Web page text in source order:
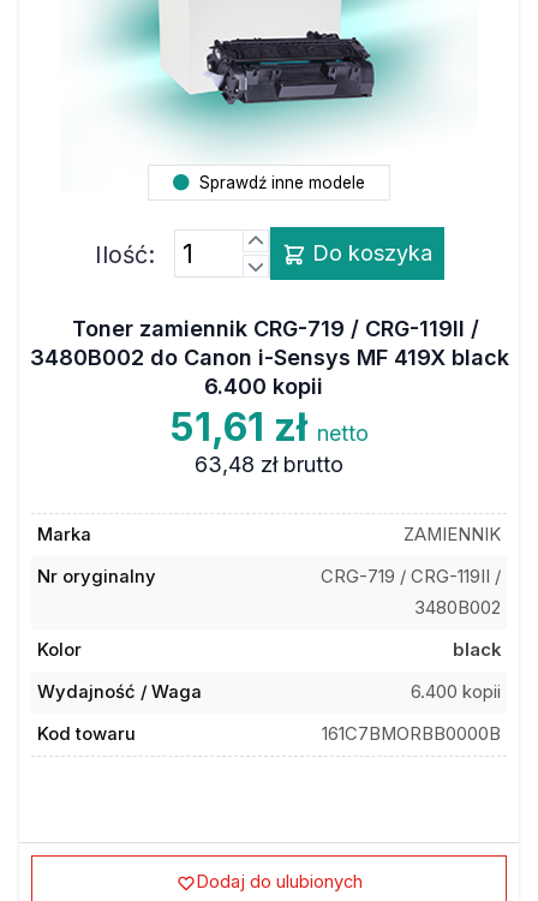
Sprawdź inne modele
Ilość: Do koszyka
Toner zamiennik CRG-719 / CRG-119II /
3480B002 do Canon i-Sensys MF 419X black
6.400 kopii
51,61 zł netto
63,48 zł brutto
Marka
ZAMIENNIK
Nr oryginalny
CRG-719 / CRG-119II /
3480B002
Kolor
black
Wydajność / Waga
6.400 kopii
Kod towaru
161C7BMORBB0000B
Dodaj do ulubionych